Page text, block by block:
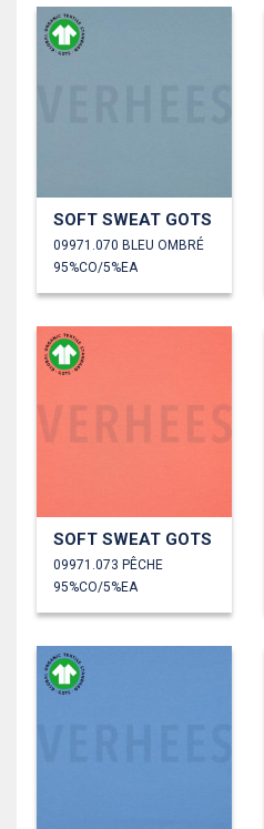
SOFT SWEAT GOTS
09971.070 BLEU OMBRÉ
95%CO/5%EA
SOFT SWEAT GOTS
09971.073 PÊCHE
95%CO/5%EA